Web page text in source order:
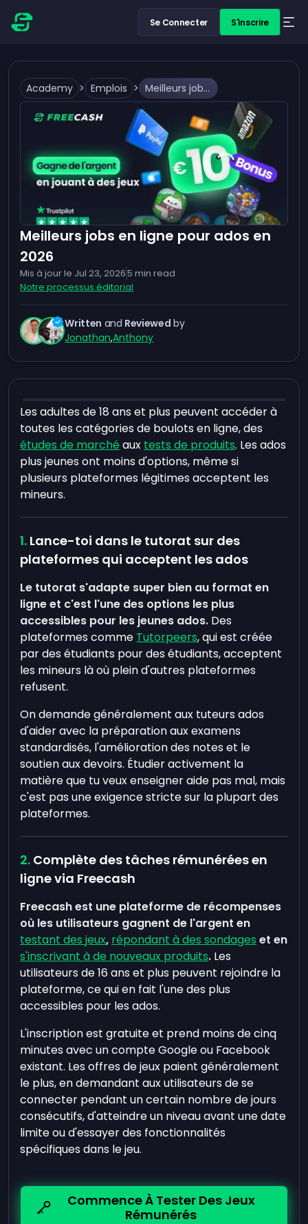
Se Connecter S'inscrire
Academy > Emplois > Meilleurs jobs en ligne pour ados en 2026
Meilleurs jobs en ligne pour ados en
2026
Mis à jour le Jul 23, 20265 min read
Notre processus éditorial
Written and Reviewed by
Jonathan,Anthony
Les adultes de 18 ans et plus peuvent accéder à
toutes les catégories de boulots en ligne, des
études de marché aux tests de produits. Les ados
plus jeunes ont moins d'options, même si
plusieurs plateformes légitimes acceptent les
mineurs.
Lance-toi dans le tutorat sur des
plateformes qui acceptent les ados
Le tutorat s'adapte super bien au format en
ligne et c'est l'une des options les plus
accessibles pour les jeunes ados. Des
plateformes comme Tutorpeers, qui est créée
par des étudiants pour des étudiants, acceptent
les mineurs là où plein d'autres plateformes
refusent.
On demande généralement aux tuteurs ados
d'aider avec la préparation aux examens
standardisés, l'amélioration des notes et le
soutien aux devoirs. Étudier activement la
matière que tu veux enseigner aide pas mal, mais
c'est pas une exigence stricte sur la plupart des
plateformes.
Complète des tâches rémunérées en
ligne via Freecash
Freecash est une plateforme de récompenses
où les utilisateurs gagnent de l'argent en
testant des jeux, répondant à des sondages et en
s'inscrivant à de nouveaux produits. Les
utilisateurs de 16 ans et plus peuvent rejoindre la
plateforme, ce qui en fait l'une des plus
accessibles pour les ados.
L'inscription est gratuite et prend moins de cinq
minutes avec un compte Google ou Facebook
existant. Les offres de jeux paient généralement
le plus, en demandant aux utilisateurs de se
connecter pendant un certain nombre de jours
consécutifs, d'atteindre un niveau avant une date
limite ou d'essayer des fonctionnalités
spécifiques dans le jeu.
Commence À Tester Des Jeux
Rémunérés